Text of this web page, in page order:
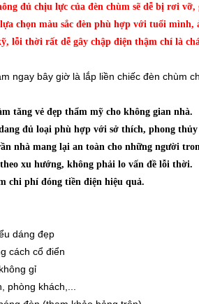
đủ chịu lực của đèn chùm sẽ dễ bị rơi
chọn màu sắc đèn phù hợp với tuổi mình,
lỗi thời rất dễ gây chập điện thậm chí là
ngay bây giờ là lắp liền chiếc đèn chùm
tăng vẻ đẹp thẩm mỹ cho không gian nhà.
đủ loại phù hợp với sở thích, phong
nhà mang lại an toàn cho những người
xu hướng, không phải lo vấn đề lỗi thời.
chi phí đóng tiền điện hiệu quả.
dáng đẹp
cách cổ điển
gỉ
phòng khách,...